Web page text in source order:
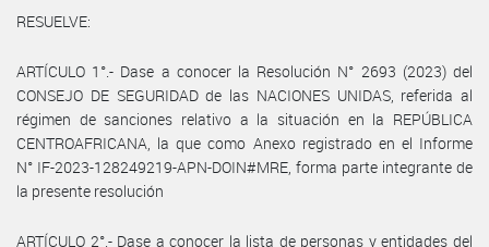
RESUELVE:
ARTÍCULO 1°.- Dase a conocer la Resolución N° 2693 (2023) del
CONSEJO DE SEGURIDAD de las NACIONES UNIDAS, referida al
régimen de sanciones relativo a la situación en la REPÚBLICA
CENTROAFRICANA, la que como Anexo registrado en el Informe
N° IF-2023-128249219-APN-DOIN#MRE, forma parte integrante de
la presente resolución
ARTÍCULO 2°.- Dase a conocer la lista de personas y entidades del